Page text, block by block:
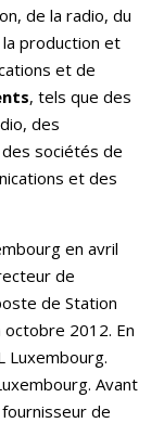
de la radio, du
production et
et de
, tels que des
des
sociétés de
et des
en avril
de
de Station
octobre 2012. En
Luxembourg.
Avant
de